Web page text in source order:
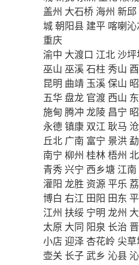
盖州 大石桥 海州 新邱
城朝阳县 建平 喀喇
重庆
渝中 大渡口 江北沙坪
巫山 巫溪石柱 秀山
昆明 曲靖 玉溪保山
五华盘龙 官渡 西山
施甸 腾冲 龙陵 昌宁
永德镇康 双江 耿马
丘北 广南 富宁 景洪
南宁 柳州 桂林梧州
青秀兴宁 西乡塘 江南
灌阳 龙胜 资源平乐
博白 右江 田阳 田东
江州 扶绥 宁明 龙州
太原 大同 阳泉 长治
小店 迎泽杏花岭 尖
壶关 长子武乡 沁县